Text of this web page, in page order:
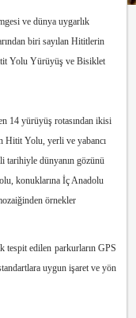
ve dünya uygarlık
biri sayılan Hititlerin
Yolu Yürüyüş ve Bisiklet
14 yürüyüş rotasından ikisi
Hitit Yolu, yerli ve yabancı
tarihiyle dünyanın gözünü
konuklarına İç Anadolu
örnekler
tespit edilen parkurların GPS
uygun işaret ve yön